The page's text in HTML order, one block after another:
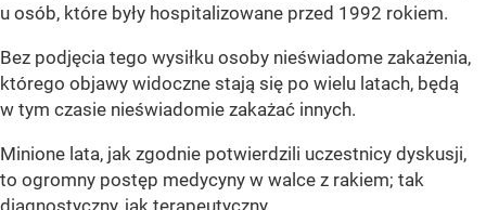
u osób, które były hospitalizowane przed 1992 rokiem.
Bez podjęcia tego wysiłku osoby nieświadome zakażenia,
którego objawy widoczne stają się po wielu latach, będą
w tym czasie nieświadomie zakażać innych.
Minione lata, jak zgodnie potwierdzili uczestnicy dyskusji,
to ogromny postęp medycyny w walce z rakiem; tak